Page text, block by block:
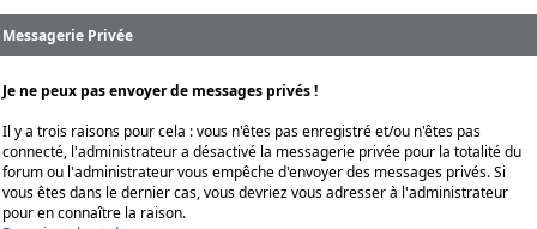
Messagerie Privée
Je ne peux pas envoyer de messages privés !
Il y a trois raisons pour cela : vous n'êtes pas enregistré et/ou n'êtes pas
connecté, l'administrateur a désactivé la messagerie privée pour la totalité du
forum ou l'administrateur vous empêche d'envoyer des messages privés. Si
vous êtes dans le dernier cas, vous devriez vous adresser à l'administrateur
pour en connaître la raison.